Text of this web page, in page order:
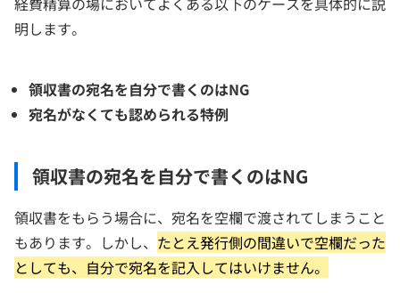
明します。
領収書の宛名を自分で書くのはNG
宛名がなくても認められる特例
領収書の宛名を自分で書くのはNG
領収書をもらう場合に、宛名を空欄で渡されてしまうこと
もあります。しかし、 たとえ発行側の間違いで空欄だった
としても、自分で宛名を記入してはいけません。